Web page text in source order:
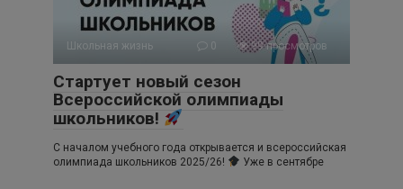
Школьная жизнь 0 99 просмотров
Стартует новый сезон
Всероссийской олимпиады
школьников!
С началом учебного года открывается и всероссийская
олимпиада школьников 2025/26!
Уже в сентябре